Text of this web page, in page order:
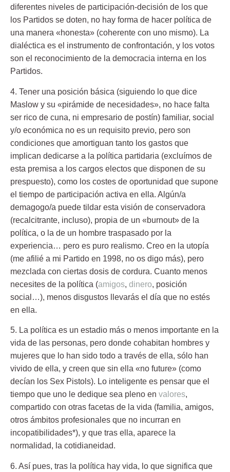
diferentes niveles de participación-decisión de los que
los Partidos se doten, no hay forma de hacer política de
una manera «honesta» (coherente con uno mismo). La
dialéctica es el instrumento de confrontación, y los votos
son el reconocimiento de la democracia interna en los
Partidos.
4. Tener una posición básica (siguiendo lo que dice
Maslow y su «pirámide de necesidades», no hace falta
ser rico de cuna, ni empresario de postín) familiar, social
y/o económica no es un requisito previo, pero son
condiciones que amortiguan tanto los gastos que
implican dedicarse a la política partidaria (excluímos de
esta premisa a los cargos electos que disponen de su
prespuesto), como los costes de oportunidad que supone
el tiempo de participación activa en ella. Algún/a
demagogo/a puede tildar esta visión de conservadora
(recalcitrante, incluso), propia de un «burnout» de la
política, o la de un hombre traspasado por la
experiencia… pero es puro realismo. Creo en la utopía
(me afilié a mi Partido en 1998, no os digo más), pero
mezclada con ciertas dosis de cordura. Cuanto menos
necesites de la política (amigos, dinero, posición
social…), menos disgustos llevarás el día que no estés
en ella.
5. La política es un estadio más o menos importante en la
vida de las personas, pero donde cohabitan hombres y
mujeres que lo han sido todo a través de ella, sólo han
vivido de ella, y creen que sin ella «no future» (como
decían los Sex Pistols). Lo inteligente es pensar que el
tiempo que uno le dedique sea pleno en valores,
compartido con otras facetas de la vida (familia, amigos,
otros ámbitos profesionales que no incurran en
incopatibilidades*), y que tras ella, aparece la
normalidad, la cotidianeidad.
6. Así pues, tras la política hay vida, lo que significa que